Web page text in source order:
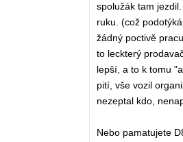
spolužák tam
ruku. (což
žádný poctivě
to leckterý
lepší, a to k tomu
pití, vše vozil
nezeptal kdo,
Nebo pamatujete